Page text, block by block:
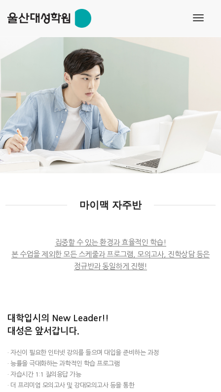
마이맥 자주반
집중할 수 있는 환경과 효율적인 학습!
본 수업을 제외한 모든 스케줄과 프로그램, 모의고사, 진학상담 등은
정규반과 동일하게 진행!
대학입시의 New Leader!!
대성은 앞서갑니다.
· 자신이 필요한 인터넷 강의를 들으며 대입을 준비하는 과정
· 능률을 극대화하는 과학적인 학습 프로그램
· 자습시간 1:1 질의응답 가능
· 더 프리미엄 모의고사 및 강대모의고사 등을 통한